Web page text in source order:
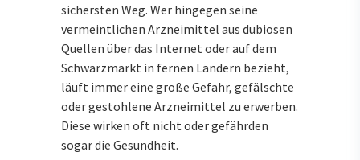
sichersten Weg. Wer hingegen seine
vermeintlichen Arzneimittel aus dubiosen
Quellen über das Internet oder auf dem
Schwarzmarkt in fernen Ländern bezieht,
läuft immer eine große Gefahr, gefälschte
oder gestohlene Arzneimittel zu erwerben.
Diese wirken oft nicht oder gefährden
sogar die Gesundheit.